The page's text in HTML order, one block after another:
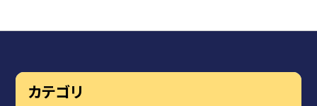
カテゴリ